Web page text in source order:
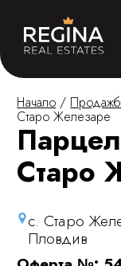
Начало /
Старо Железаре
Старо
с. Старо
Пловдив